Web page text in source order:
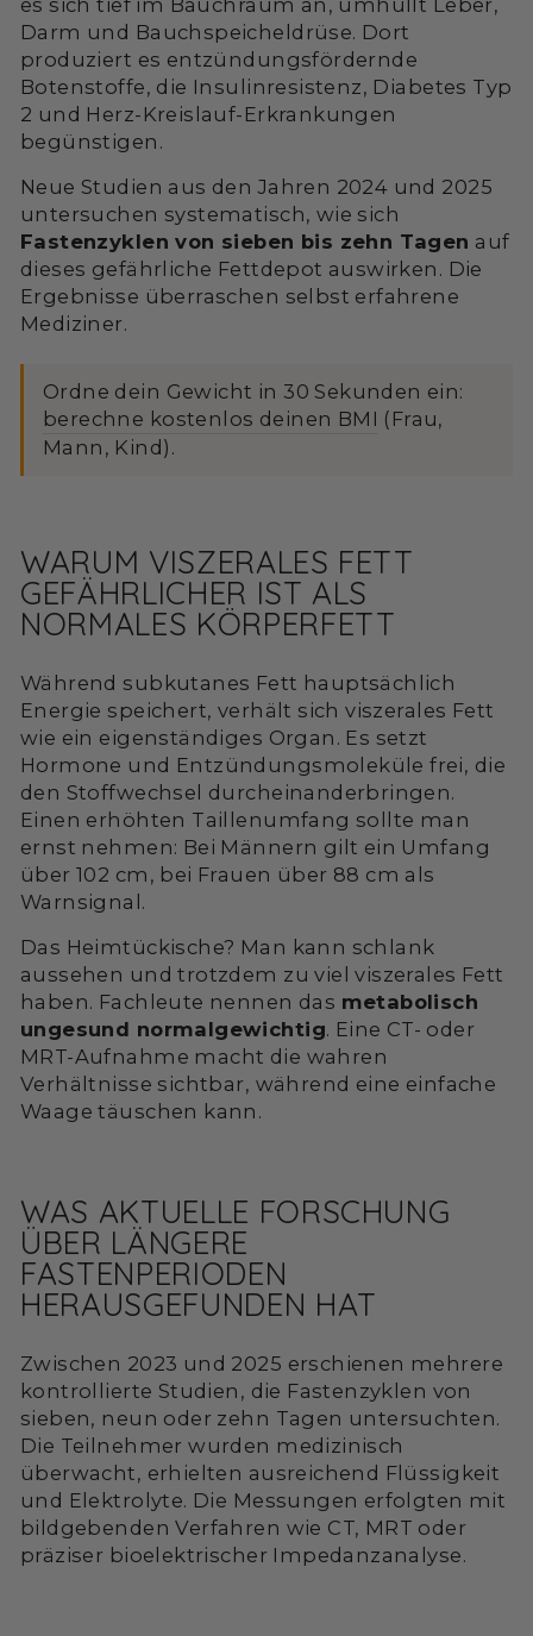
es sich tief im Bauchraum an, umhüllt Leber,
Darm und Bauchspeicheldrüse. Dort
produziert es entzündungsfördernde
Botenstoffe, die Insulinresistenz, Diabetes Typ
2 und Herz-Kreislauf-Erkrankungen
begünstigen.
Neue Studien aus den Jahren 2024 und 2025
untersuchen systematisch, wie sich
Fastenzyklen von sieben bis zehn Tagen auf
dieses gefährliche Fettdepot auswirken. Die
Ergebnisse überraschen selbst erfahrene
Mediziner.
Ordne dein Gewicht in 30 Sekunden ein:
berechne kostenlos deinen BMI (Frau,
Mann, Kind).
WARUM VISZERALES FETT
GEFÄHRLICHER IST ALS
NORMALES KÖRPERFETT
Während subkutanes Fett hauptsächlich
Energie speichert, verhält sich viszerales Fett
wie ein eigenständiges Organ. Es setzt
Hormone und Entzündungsmoleküle frei, die
den Stoffwechsel durcheinanderbringen.
Einen erhöhten Taillenumfang sollte man
ernst nehmen: Bei Männern gilt ein Umfang
über 102 cm, bei Frauen über 88 cm als
Warnsignal.
Das Heimtückische? Man kann schlank
aussehen und trotzdem zu viel viszerales Fett
haben. Fachleute nennen das metabolisch
ungesund normalgewichtig. Eine CT- oder
MRT-Aufnahme macht die wahren
Verhältnisse sichtbar, während eine einfache
Waage täuschen kann.
WAS AKTUELLE FORSCHUNG
ÜBER LÄNGERE
FASTENPERIODEN
HERAUSGEFUNDEN HAT
Zwischen 2023 und 2025 erschienen mehrere
kontrollierte Studien, die Fastenzyklen von
sieben, neun oder zehn Tagen untersuchten.
Die Teilnehmer wurden medizinisch
überwacht, erhielten ausreichend Flüssigkeit
und Elektrolyte. Die Messungen erfolgten mit
bildgebenden Verfahren wie CT, MRT oder
präziser bioelektrischer Impedanzanalyse.